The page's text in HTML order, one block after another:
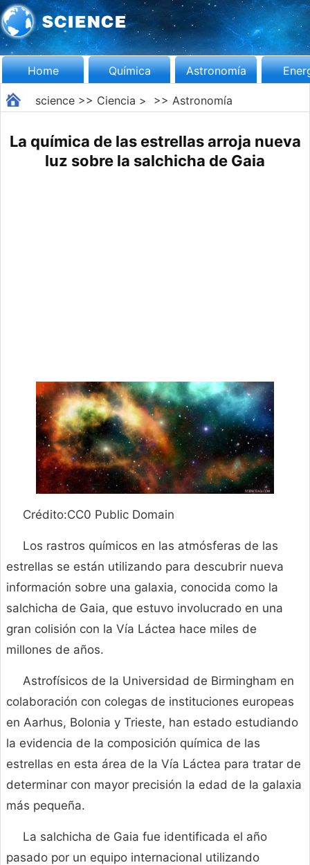
Home Química Astronomía
science>> Ciencia > >> Astronomía
La química de las estrellas arroja nueva
luz sobre la salchicha de Gaia
Crédito:CC0 Public Domain
Los rastros químicos en las atmósferas de las
estrellas se están utilizando para descubrir nueva
información sobre una galaxia, conocida como la
salchicha de Gaia, que estuvo involucrado en una
gran colisión con la Vía Láctea hace miles de
millones de años.
Astrofísicos de la Universidad de Birmingham en
colaboración con colegas de instituciones europeas
en Aarhus, Bolonia y Trieste, han estado estudiando
la evidencia de la composición química de las
estrellas en esta área de la Vía Láctea para tratar de
determinar con mayor precisión la edad de la galaxia
más pequeña.
La salchicha de Gaia fue identificada el año
pasado por un equipo internacional utilizando